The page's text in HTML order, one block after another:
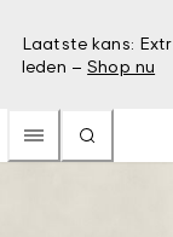
Laatste kans:
leden – Shop nu